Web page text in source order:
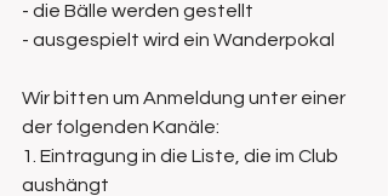
- die Bälle werden gestellt
- ausgespielt wird ein Wanderpokal
Wir bitten um Anmeldung unter einer
der folgenden Kanäle:
1. Eintragung in die Liste, die im Club
aushängt